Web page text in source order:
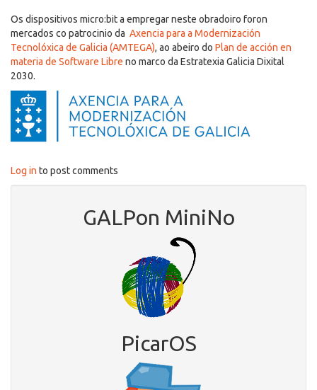
Os dispositivos micro:bit a empregar neste obradoiro foron
mercados co patrocinio da Axencia para a Modernización
Tecnolóxica de Galicia (AMTEGA), ao abeiro do Plan de acción en
materia de Software Libre no marco da Estratexia Galicia Dixital
2030.
Log in to post comments
GALPon MiniNo
PicarOS